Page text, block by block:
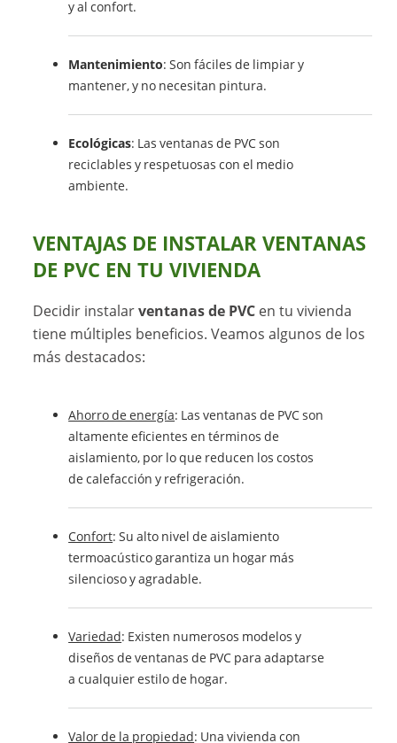
y al confort.
Mantenimiento: Son fáciles de limpiar y
mantener, y no necesitan pintura.
Ecológicas: Las ventanas de PVC son
reciclables y respetuosas con el medio
ambiente.
VENTAJAS DE INSTALAR VENTANAS
DE PVC EN TU VIVIENDA
Decidir instalarventanas de PVC en tu vivienda
tiene múltiples beneficios. Veamos algunos de los
más destacados:
Ahorro de energía: Las ventanas de PVC son
altamente eficientes en términos de
aislamiento, por lo que reducen los costos
de calefacción y refrigeración.
Confort: Su alto nivel de aislamiento
termoacústico garantiza un hogar más
silencioso y agradable.
Variedad: Existen numerosos modelos y
diseños de ventanas de PVC para adaptarse
a cualquier estilo de hogar.
Valor de la propiedad: Una vivienda con